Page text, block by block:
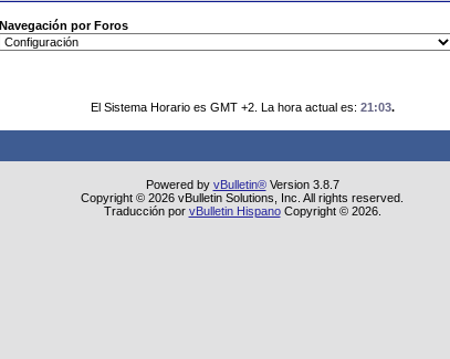
Navegación por Foros
El Sistema Horario es GMT +2. La hora actual es: 21:03.
Powered by vBulletin®Version 3.8.7
Copyright © 2026 vBulletin Solutions, Inc. All rights reserved.
Traducción por vBulletin HispanoCopyright © 2026.